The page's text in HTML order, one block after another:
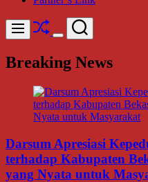
Menu Shuffle
Switch
mode
Search
Breaking News
Darsum Apresiasi
terhadap Kabupaten
yang Nyata untuk